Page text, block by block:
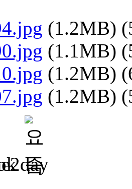
(1.2MB)
(1.1MB)
(1.2MB)
(1.2MB)